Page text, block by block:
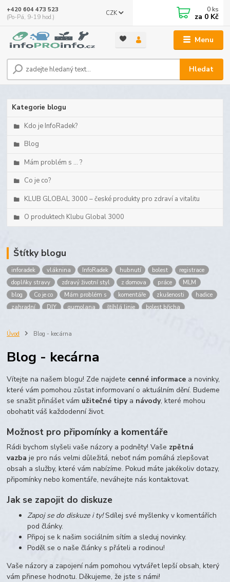
Menu
CZK
Hledat
+420 604 473 523
(Po-Pá, 9-19 hod.)
0 ks
za 0 Kč
Kategorie blogu
Kdo je InfoRadek?
Blog
Mám problém s ... ?
Co je co?
KLUB GLOBAL 3000 – české produkty pro zdraví a vitalitu
O produktech Klubu Global 3000
Štítky blogu
inforadek vláknina InfoRadek hubnutí bolest
registrace
doplňky stravy
zdravý životní styl z domova práce
MLM
blog
Co je co Mám problém s komentáře zkušenosti
hadice
zahradní
DIY gumolana štíhlá linie
bolest břicha
Prokloub
Vláknina
maltodextrin
škrob skrob
Úvod Blog - kecárna
Blog - kecárna
Vítejte na našem blogu! Zde najdete cenné informace a novinky,
které vám pomohou zůstat informovaní o aktuálním dění. Budeme
se snažit přinášet vám užitečné tipya návody, které mohou
obohatit váš každodenní život.
Možnost pro připomínky a komentáře
Rádi bychom slyšeli vaše názory a podněty! Vaše zpětná
vazba je pro nás velmi důležitá, neboť nám pomáhá zlepšovat
obsah a služby, které vám nabízíme. Pokud máte jakékoliv dotazy,
připomínky nebo komentáře, neváhejte nás kontaktovat.
Jak se zapojit do diskuze
Zapoj se do diskuze i ty!Sdílej své myšlenky v komentářích
pod články.
Připoj se k našim sociálním sítím a sleduj novinky.
Poděl se o naše články s přáteli a rodinou!
Vaše názory a zapojení nám pomohou vytvářet lepší obsah, který
vám přinese hodnotu. Děkujeme, že jste s námi!